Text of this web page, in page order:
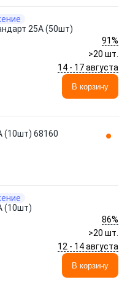
25A (50шт)
91%
>20 шт.
14 - 17 августа
В корзину
(10шт) 68160
(10шт)
86%
>20 шт.
12 - 14 августа
В корзину